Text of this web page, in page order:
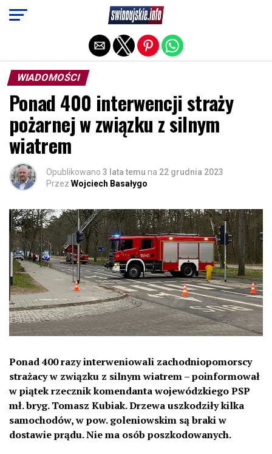
WIADOMOŚCI
Ponad 400 interwencji straży
pożarnej w związku z silnym
wiatrem
Opublikowano 3 lata temu na 22 grudnia 2023
Przez Wojciech Basałygo
Ponad 400 razy interweniowali zachodniopomorscy
strażacy w związku z silnym wiatrem – poinformował
w piątek rzecznik komendanta wojewódzkiego PSP
mł. bryg. Tomasz Kubiak. Drzewa uszkodziły kilka
samochodów, w pow. goleniowskim są braki w
dostawie prądu. Nie ma osób poszkodowanych.
Exit mobile version